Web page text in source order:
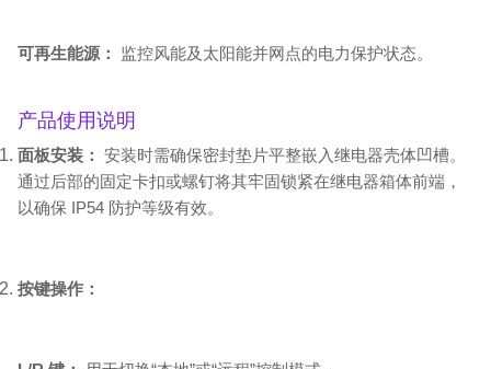
可再生能源： 监控风能及太阳能并网点的电力保护状态。
产品使用说明
面板安装： 安装时需确保密封垫片平整嵌入继电器壳体凹槽。
通过后部的固定卡扣或螺钉将其牢固锁紧在继电器箱体前端，
以确保 IP54 防护等级有效。
按键操作：